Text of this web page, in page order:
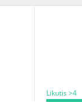
Likutis >4